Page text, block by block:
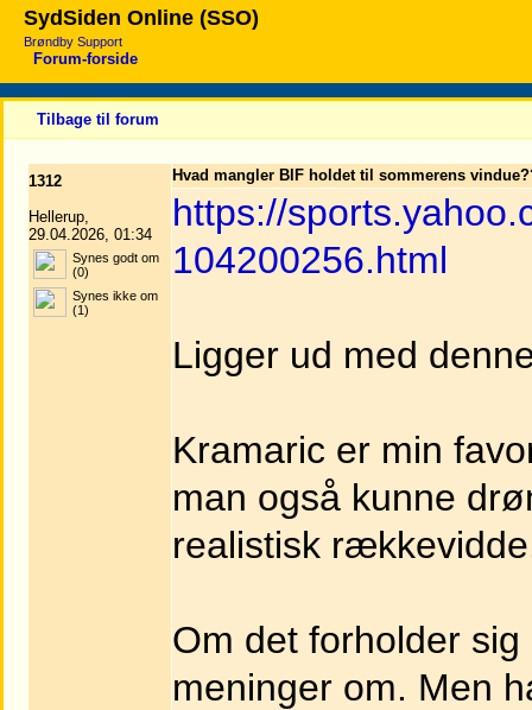
SydSiden Online (SSO)
Brøndby Support
Forum-forside
Tilbage til forum
1312
Hellerup,
29.04.2026, 01:34
Synes godt om
(0)
Synes ikke om
(1)
Hvad mangler BIF holdet til sommerens
https://
104200256.html
Ligger ud med
Kramaric er min
man også kunne
realistisk
Om det forholder
meninger om. Men